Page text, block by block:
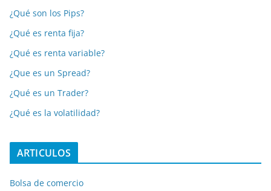
¿Qué son los Pips?
¿Qué es renta fija?
¿Qué es renta variable?
¿Que es un Spread?
¿Qué es un Trader?
¿Qué es la volatilidad?
ARTICULOS
Bolsa de comercio